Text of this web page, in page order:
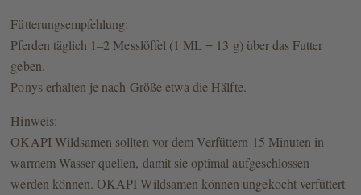
Fütterungsempfehlung:
Pferden täglich 1–2 Messlöffel (1 ML = 13 g) über das Futter
geben.
Ponys erhalten je nach Größe etwa die Hälfte.
Hinweis:
OKAPI Wildsamen sollten vor dem Verfüttern 15 Minuten in
warmem Wasser quellen, damit sie optimal aufgeschlossen
werden können. OKAPI Wildsamen können ungekocht verfüttert